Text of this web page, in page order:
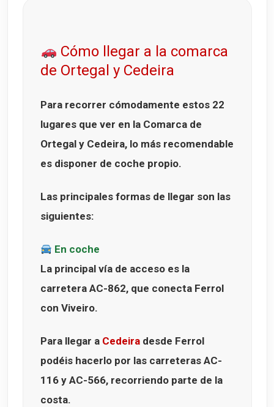
Cómo llegar a la comarca
de Ortegal y Cedeira
Para recorrer cómodamente estos 22
lugares que ver en la Comarca de
Ortegal y Cedeira, lo más recomendable
es disponer de coche propio.
Las principales formas de llegar son las
siguientes:
En coche
La principal vía de acceso es la
carretera AC-862, que conecta Ferrol
con Viveiro.
Para llegar a Cedeira desde Ferrol
podéis hacerlo por las carreteras AC-
116 y AC-566, recorriendo parte de la
costa.